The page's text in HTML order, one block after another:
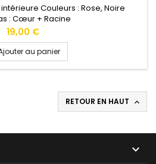
Couleurs : Rose, Noire
: Cœur + Racine
Prix
19,00 €
au panier
RETOUR EN HAUT 
